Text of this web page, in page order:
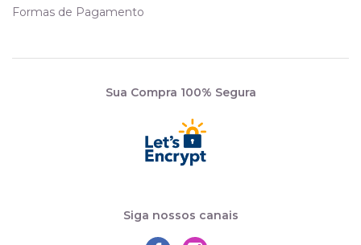
Formas de Pagamento
Sua Compra 100% Segura
Siga nossos canais